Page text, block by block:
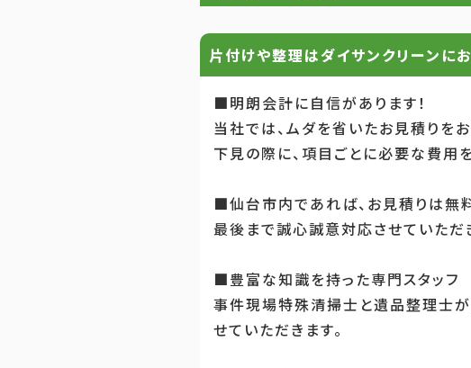
片付けや整理はダイサンクリーンにお
■明朗会計に自信があります！
当社では、ムダを省いたお見積りをお
下見の際に、項目ごとに必要な費用
■仙台市内であれば、お見積りは無料
最後まで誠心誠意対応させていただ
■豊富な知識を持った専門スタッフ
事件現場特殊清掃士と遺品整理士が
せていただきます。